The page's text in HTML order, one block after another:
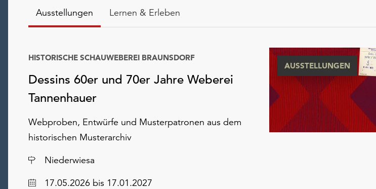
Ausstellungen Lernen & Erleben
Dessins 60er und 70er Jahre Weberei
Tannenhauer
HISTORISCHE SCHAUWEBEREI BRAUNSDORF
Webproben, Entwürfe und Musterpatronen aus dem
historischen Musterarchiv
Ort
Niederwiesa
Datum17.05.2026 bis 17.01.2027
AUSSTELLUNGEN